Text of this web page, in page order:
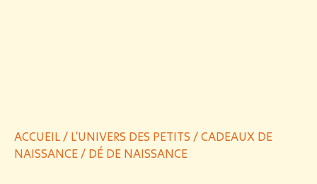
ACCUEIL / L'UNIVERS DES PETITS /CADEAUX DE
NAISSANCE / DÉ DE NAISSANCE